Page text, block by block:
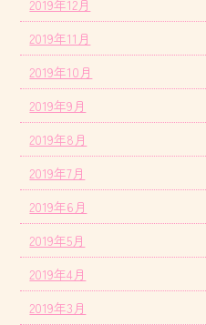
2019年12月
2019年11月
2019年10月
2019年9月
2019年8月
2019年7月
2019年6月
2019年5月
2019年4月
2019年3月